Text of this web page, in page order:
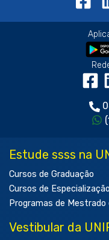
Estude ssss na
Cursos de Graduação
Cursos de
Programas de Mestrado
Vestibular da